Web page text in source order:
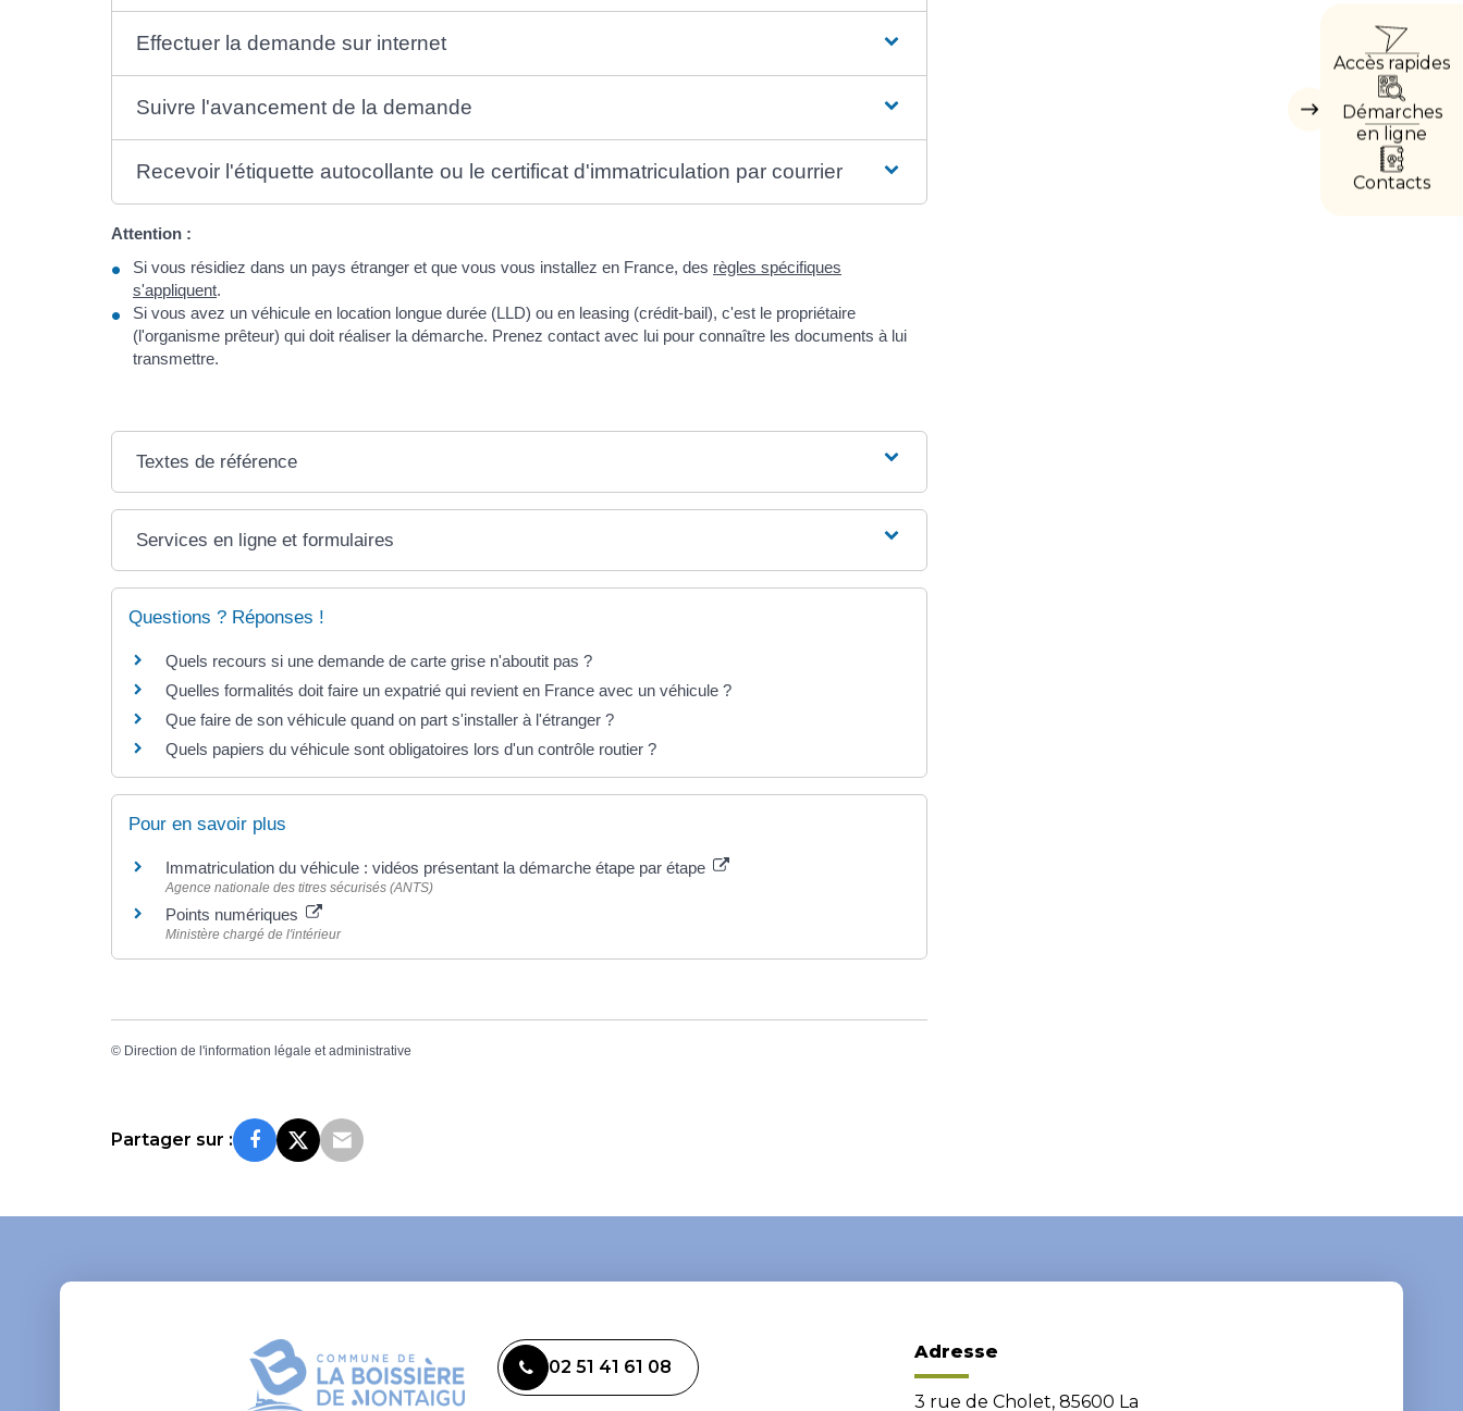
Masquer
Accès rapides
Démarches
en ligne
Contacts
Effectuer la demande sur internet
Suivre l'avancement de la demande
Recevoir l'étiquette autocollante ou le certificat d'immatriculation par courrier
Attention :
Si vous résidiez dans un pays étranger et que vous vous installez en France, des règles spécifiques
s'appliquent.
Si vous avez un véhicule en location longue durée (LLD) ou en leasing (crédit-bail), c'est le propriétaire
(l'organisme prêteur) qui doit réaliser la démarche. Prenez contact avec lui pour connaître les documents à lui
transmettre.
Textes de référence
Services en ligne et formulaires
Questions ? Réponses !
Quels recours si une demande de carte grise n'aboutit pas ?
Quelles formalités doit faire un expatrié qui revient en France avec un véhicule ?
Que faire de son véhicule quand on part s'installer à l'étranger ?
Quels papiers du véhicule sont obligatoires lors d'un contrôle routier ?
Pour en savoir plus
Immatriculation du véhicule : vidéos présentant la démarche étape par étape
Agence nationale des titres sécurisés (ANTS)
Points numériques
Ministère chargé de l'intérieur
© Direction de l'information légale et administrative
Partager sur :
02 51 41 61 08
Adresse
3 rue de Cholet, 85600 La